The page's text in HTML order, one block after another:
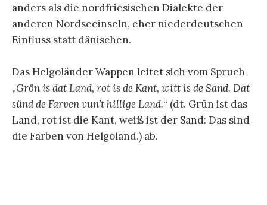
anders als die nordfriesischen Dialekte der
anderen Nordseeinseln, eher niederdeutschen
Einfluss statt dänischen.
Das Helgoländer Wappen leitet sich vom Spruch
„Grön is dat Land, rot is de Kant, witt is de Sand. Dat
sünd de Farven vun’t hillige Land.“ (dt. Grün ist das
Land, rot ist die Kant, weiß ist der Sand: Das sind
die Farben von Helgoland.) ab.